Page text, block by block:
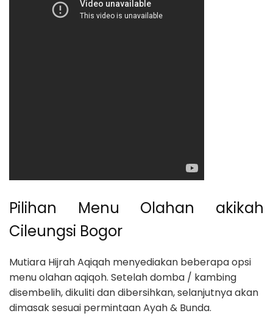
Pilihan Menu Olahan akikah
Cileungsi Bogor
Mutiara Hijrah Aqiqah menyediakan beberapa opsi
menu olahan aqiqoh. Setelah domba / kambing
disembelih, dikuliti dan dibersihkan, selanjutnya akan
dimasak sesuai permintaan Ayah & Bunda.